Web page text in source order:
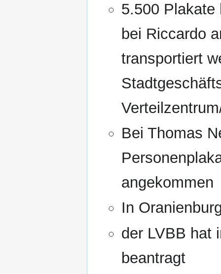
5.500 Plakate
bei Riccardo
transportiert
Bei Thomas
angekommen
In
der LVBB hat
beantragt